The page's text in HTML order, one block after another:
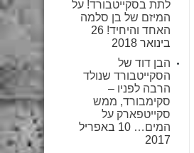
לתת בסקייטבורד! על
המיזם של בן סלמה
האחד והיחיד! 26
בינואר 2018
הבן דוד של
הסקייטבורד שנולד
הרבה לפניו –
סקימבורד, ממש
סקייטפארק על
המים…
10 באפריל
2017